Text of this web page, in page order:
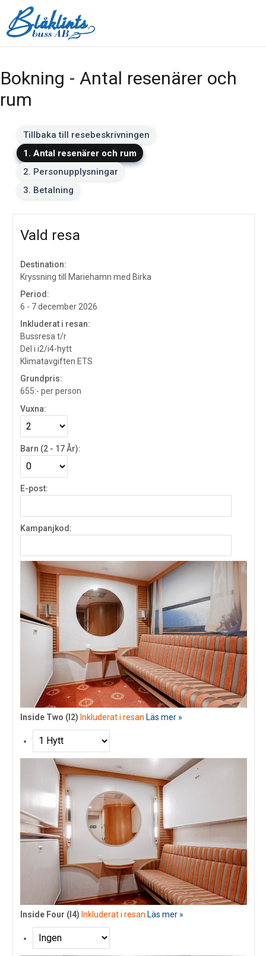
Bokning - Antal resenärer och
rum
Tillbaka till resebeskrivningen
1. Antal resenärer och rum
2. Personupplysningar
3. Betalning
Vald resa
Destination:
Kryssning till Mariehamn med Birka
Period:
6 - 7 december 2026
Inkluderat i resan:
Bussresa t/r
Del i i2/i4-hytt
Klimatavgiften ETS
Grundpris:
655:- per person
Vuxna:
Barn (2 - 17 År):
E-post:
Kampanjkod:
Inside Two (I2) Inkluderat i resan Läs mer »
Inside Four (I4) Inkluderat i resanLäs mer »